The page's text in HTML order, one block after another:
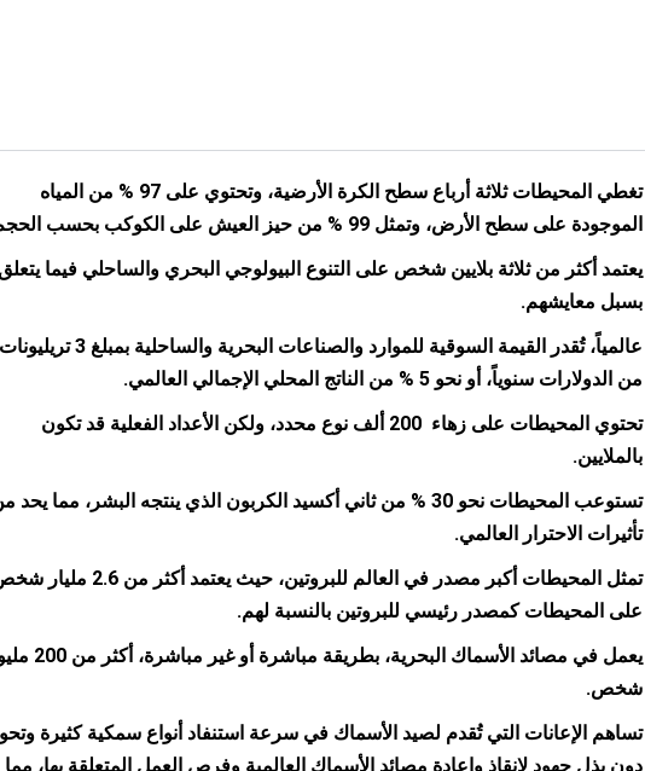
تغطي المحيطات ثلاثة أرباع سطح الكرة الأرضية، وتحتوي على 97 % من المياه
‏الموجودة على سطح الأرض، وتمثل 99 % من حيز العيش على الكوكب بحسب الحجم.
يعتمد أكثر من ثلاثة بلايين شخص على التنوع البيولوجي البحري والساحلي فيما
بسبل ‏معايشهم.
عالمياً، تُقدر القيمة السوقية للموارد والصناعات البحرية والساحلية بمبلغ 3 تريليونات
من ‏الدولارات سنوياً، أو نحو 5 % من الناتج المحلي الإجمالي العالمي.
تحتوي المحيطات على زهاء 200 ألف نوع محدد، ولكن الأعداد الفعلية قد تكون
بالملايين.
تستوعب المحيطات نحو 30 % من ثاني أكسيد الكربون الذي ينتجه البشر، مما يحد
تأثيرات الاحترار العالمي.
تمثل المحيطات أكبر مصدر في العالم للبروتين، حيث يعتمد أكثر من 2.6
على ‏المحيطات كمصدر رئيسي للبروتين بالنسبة لهم.
يعمل في مصائد الأسماك البحرية، بطريقة
شخص.
تساهم الإعانات التي تُقدم لصيد الأسماك في سرعة استنفاد أنواع سمكية كثيرة
دون بذل ‏جهود لإنقاذ وإعادة مصائد الأسماك العالمية وفرص العمل المتعلقة بها، مما